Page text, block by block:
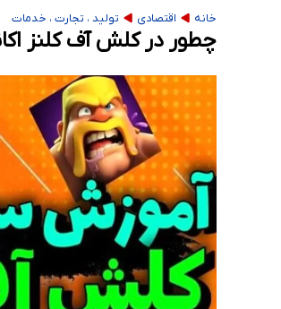
خانه اقتصادی تولید ، تجارت ، خدمات
چطور در کلش آف کلنز اکانت